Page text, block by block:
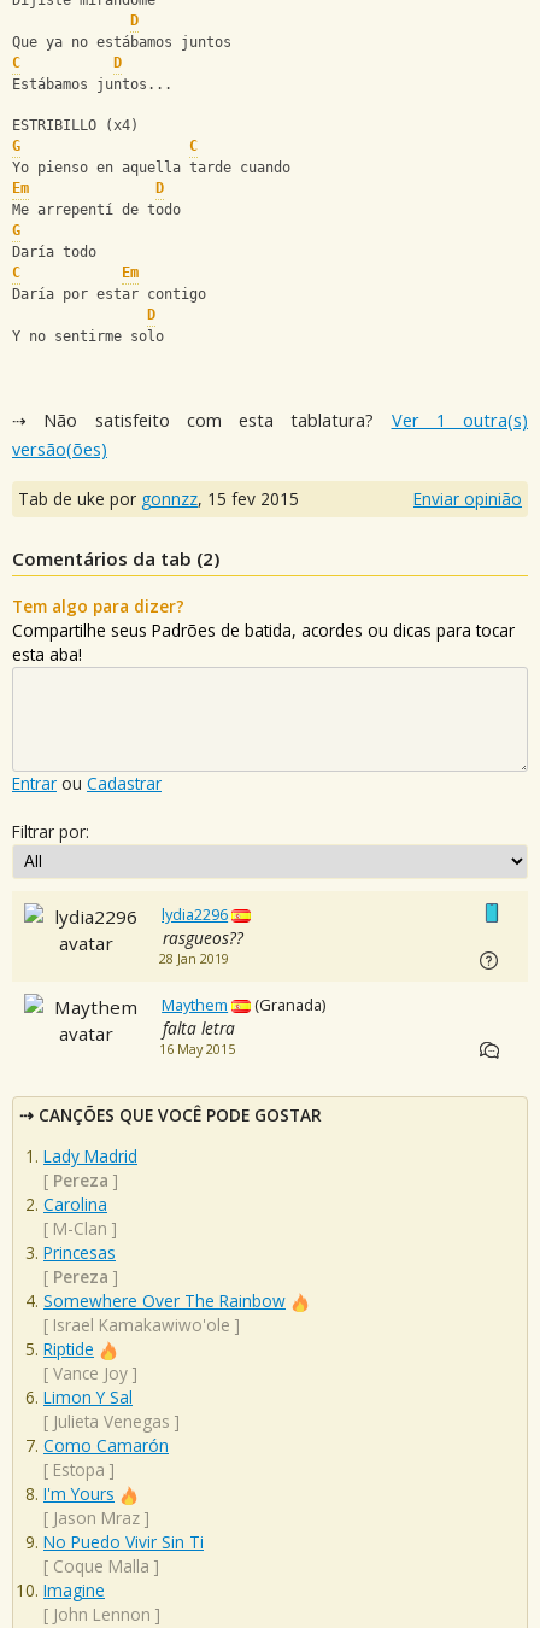
D
Que ya no estábamos juntos
C
D
Estábamos juntos...
ESTRIBILLO (x4)
G
C
Yo pienso en aquella tarde cuando
Em
D
Me arrepentí de todo
G
Daría todo
C
Em
Daría por estar contigo
D
Y no sentirme solo
⇢ Não satisfeito com esta tablatura? Ver 1 outra(s)
versão(ões)
Tab de uke por gonnzz, 15 fev 2015 Enviar opinião
Comentários da tab (2)
Tem algo para dizer?
Compartilhe seus Padrões de batida, acordes ou dicas para tocar
esta aba!
Entrar ou Cadastrar
Filtrar por:
lydia2296
rasgueos??
28 Jan 2019
Maythem (Granada)
falta letra
16 May 2015
CANÇÕES QUE VOCÊ PODE GOSTAR
Lady Madrid
[ Pereza ]
Carolina
[ M-Clan ]
Princesas
[ Pereza ]
Somewhere Over The Rainbow
[ Israel Kamakawiwo'ole ]
Riptide
[ Vance Joy ]
Limon Y Sal
[ Julieta Venegas ]
Como Camarón
[ Estopa ]
I'm Yours
[ Jason Mraz ]
No Puedo Vivir Sin Ti
[ Coque Malla ]
Imagine
[ John Lennon ]